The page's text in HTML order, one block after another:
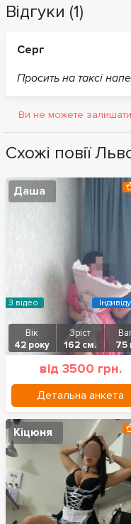
Відгуки (1)
Серг
Просить на таксі
Ви не можете залишати
Схожі повії
Даша
Вік
42 року
Зріст
162 см.
75
від 3500 грн.
Детальна анкета
З відео
Кіцюня